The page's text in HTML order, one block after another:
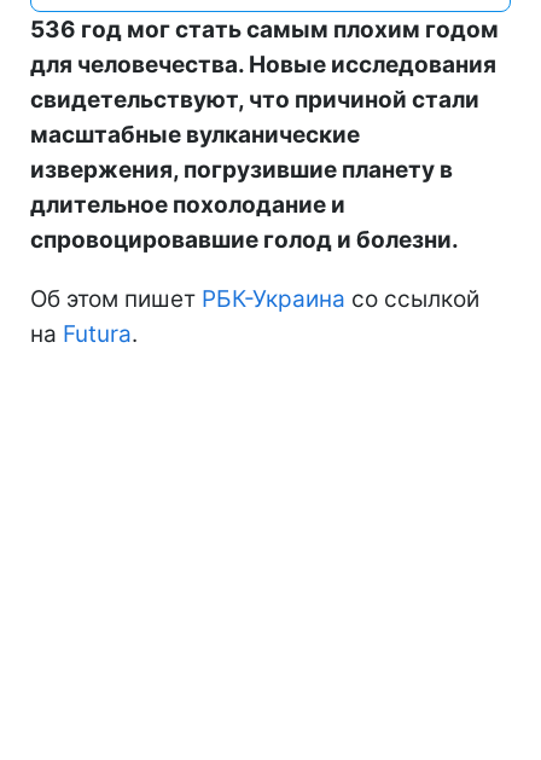
536 год мог стать самым плохим годом
для человечества. Новые исследования
свидетельствуют, что причиной стали
масштабные вулканические
извержения, погрузившие планету в
длительное похолодание и
спровоцировавшие голод и болезни.
Об этом пишет РБК-Украина со ссылкой
на Futura.